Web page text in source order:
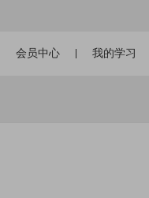
我的学习
会员中心